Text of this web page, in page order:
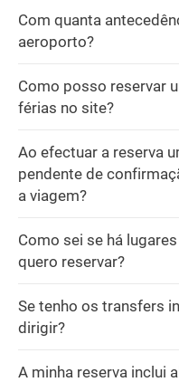
Com quanta
aeroporto?
Como posso reservar
férias no site?
Ao efectuar a reserva
pendente de
a viagem?
Como sei se há
quero reservar?
Se tenho os transfers
dirigir?
A minha reserva inclui